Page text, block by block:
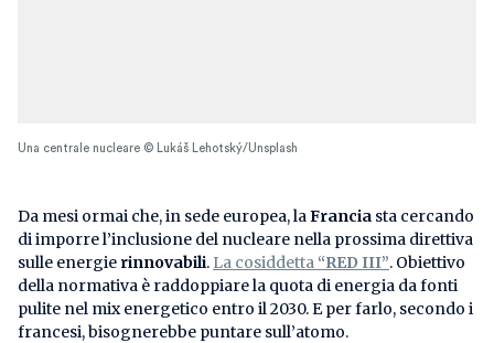
Una centrale nucleare © Lukáš Lehotský/Unsplash
Da mesi ormai che, in sede europea, laFrancia sta cercando
di imporre l’inclusione del nucleare nella prossima direttiva
sulle energie rinnovabili. La cosiddetta “RED III”. Obiettivo
della normativa è raddoppiare la quota di energia da fonti
pulite nel mix energetico entro il 2030. E per farlo, secondo i
francesi, bisognerebbe puntare sull’atomo.